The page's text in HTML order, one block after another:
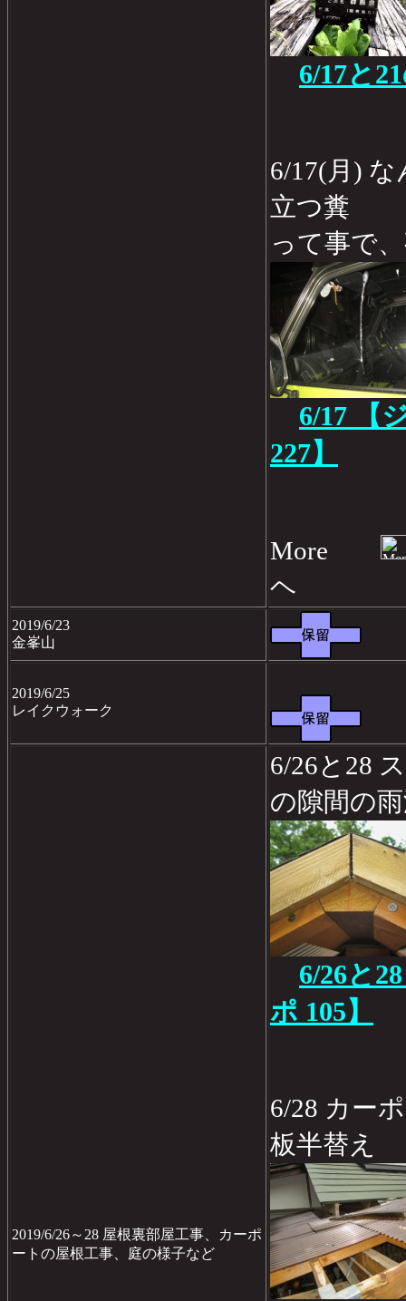
6/17と
6/17(月)
立つ糞
って事で
6/17 【
227】
More
ヘ
2019/6/23
金峯山
2019/6/25
レイクウォーク
2019/6/26～28 屋根裏部屋工事、カーポ
ートの屋根工事、庭の様子など
6/26と28
の隙間の
6/26と
ポ 105】
6/28 カー
板半替え